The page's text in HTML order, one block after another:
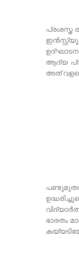
പ്രശസ്ത
ആദ്യ
അത്
ഭാരതം